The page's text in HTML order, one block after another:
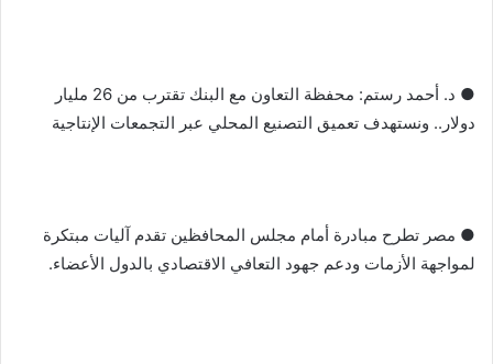
● د. أحمد رستم: محفظة التعاون مع البنك تقترب من 26 مليار
دولار.. ونستهدف تعميق التصنيع المحلي عبر التجمعات الإنتاجية
● مصر تطرح مبادرة أمام مجلس المحافظين تقدم آليات مبتكرة
لمواجهة الأزمات ودعم جهود التعافي الاقتصادي بالدول الأعضاء.